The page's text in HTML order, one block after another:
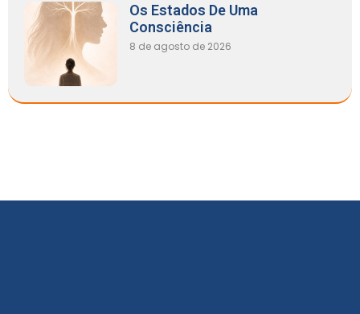
Os Estados De Uma
Consciência
8 de agosto de 2026